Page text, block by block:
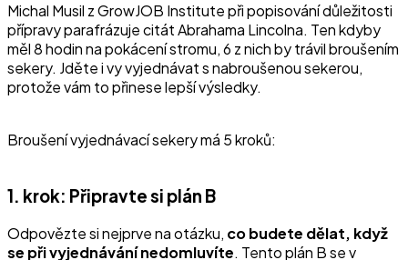
Michal Musil z GrowJOB Institute při popisování důležitosti
přípravy parafrázuje citát Abrahama Lincolna. Ten kdyby
měl 8 hodin na pokácení stromu, 6 z nich by trávil broušením
sekery. Jděte i vy vyjednávat s nabroušenou sekerou,
protože vám to přinese lepší výsledky.
Broušení vyjednávací sekery má 5 kroků:
1. krok: Připravte si plán B
Odpovězte si nejprve na otázku, co budete dělat, když
se při vyjednávání nedomluvíte. Tento plán B se v